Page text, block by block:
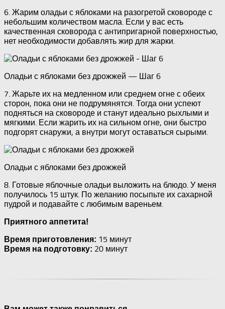
6. Жарим оладьи с яблоками на разогретой сковороде с
небольшим количеством масла. Если у вас есть
качественная сковорода с антипригарной поверхностью,
нет необходимости добавлять жир для жарки.
Оладьи с яблоками без дрожжей — Шаг 6
7. Жарьте их на медленном или среднем огне с обеих
сторон, пока они не подрумянятся. Тогда они успеют
подняться на сковороде и станут идеально рыхлыми и
мягкими. Если жарить их на сильном огне, они быстро
подгорят снаружи, а внутри могут оставаться сырыми.
Оладьи с яблоками без дрожжей
8. Готовые яблочные оладьи выложить на блюдо. У меня
получилось 15 штук. По желанию посыпьте их сахарной
пудрой и подавайте с любимым вареньем.
Приятного аппетита!
Время приготовления: 15 минут
Время на подготовку: 20 минут